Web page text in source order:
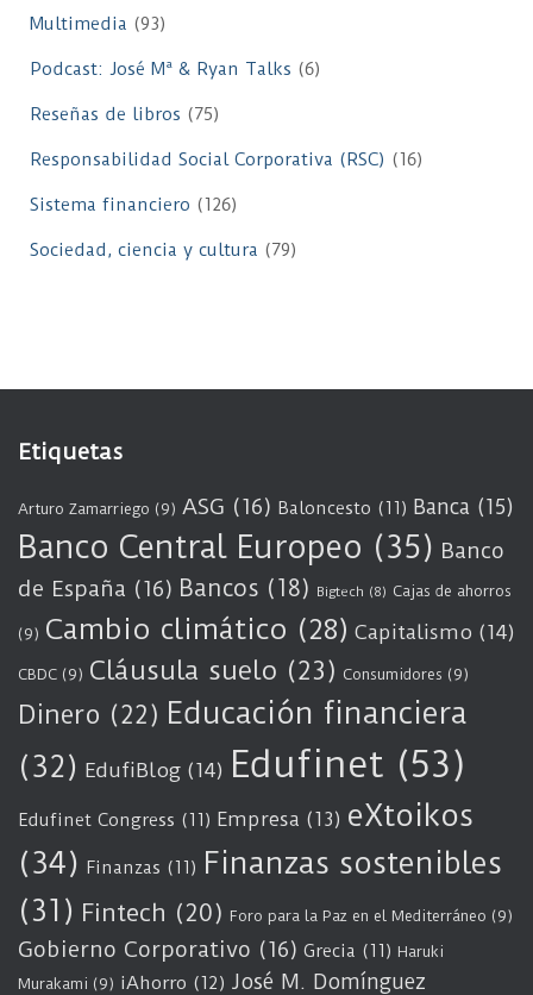
Multimedia (93)
Podcast: José Mª & Ryan Talks (6)
Reseñas de libros (75)
Responsabilidad Social Corporativa (RSC) (16)
Sistema financiero (126)
Sociedad, ciencia y cultura (79)
Etiquetas
Arturo Zamarriego (9) ASG (16) Baloncesto (11) Banca (15)
Banco Central Europeo (35) Banco
de España (16) Bancos (18) Bigtech (8) Cajas de ahorros
(9) Cambio climático (28) Capitalismo (14)
CBDC (9) Cláusula suelo (23) Consumidores (9)
Dinero (22) Educación financiera
(32) EdufiBlog (14) Edufinet (53)
Edufinet Congress (11) Empresa (13) eXtoikos
(34) Finanzas (11) Finanzas sostenibles
(31) Fintech (20) Foro para la Paz en el Mediterráneo (9)
Gobierno Corporativo (16) Grecia (11) Haruki
Murakami (9) iAhorro (12) José M. Domínguez